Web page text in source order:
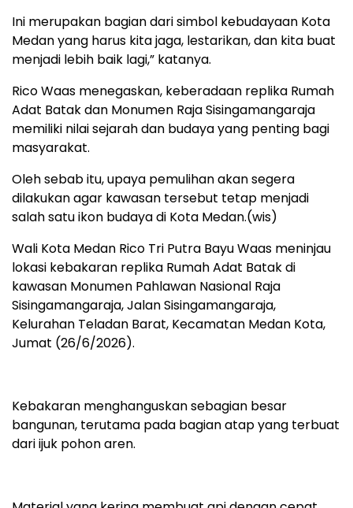
Ini merupakan bagian dari simbol kebudayaan Kota
Medan yang harus kita jaga, lestarikan, dan kita buat
menjadi lebih baik lagi,” katanya.
Rico Waas menegaskan, keberadaan replika Rumah
Adat Batak dan Monumen Raja Sisingamangaraja
memiliki nilai sejarah dan budaya yang penting bagi
masyarakat.
Oleh sebab itu, upaya pemulihan akan segera
dilakukan agar kawasan tersebut tetap menjadi
salah satu ikon budaya di Kota Medan.(wis)
Wali Kota Medan Rico Tri Putra Bayu Waas meninjau
lokasi kebakaran replika Rumah Adat Batak di
kawasan Monumen Pahlawan Nasional Raja
Sisingamangaraja, Jalan Sisingamangaraja,
Kelurahan Teladan Barat, Kecamatan Medan Kota,
Jumat (26/6/2026).
Kebakaran menghanguskan sebagian besar
bangunan, terutama pada bagian atap yang terbuat
dari ijuk pohon aren.